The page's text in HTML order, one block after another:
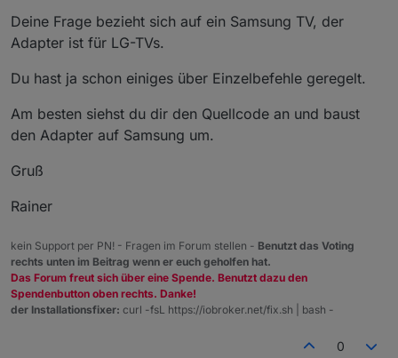
Deine Frage bezieht sich auf ein Samsung TV, der
Adapter ist für LG-TVs.
Du hast ja schon einiges über Einzelbefehle geregelt.
Am besten siehst du dir den Quellcode an und baust
den Adapter auf Samsung um.
Gruß
Rainer
kein Support per PN! - Fragen im Forum stellen - Benutzt das Voting
rechts unten im Beitrag wenn er euch geholfen hat.
Das Forum freut sich über eine Spende. Benutzt dazu den
Spendenbutton oben rechts. Danke!
der Installationsfixer: curl -fsL https://iobroker.net/fix.sh | bash -
0